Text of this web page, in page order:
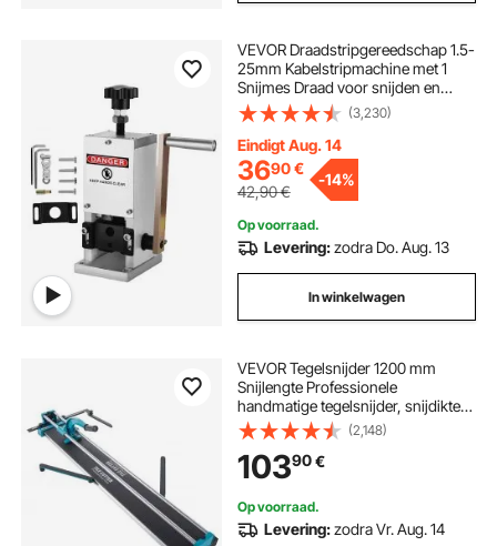
VEVOR Draadstripgereedschap 1.5-
25mm Kabelstripmachine met 1
Snijmes Draad voor snijden en
strippen Schroot Koperdraad
(3,230)
Eindigt Aug. 14
3690€
42,90€
-14%
Op voorraad.
Levering:zodra Do. Aug. 13
In winkelwagen
VEVOR Tegelsnijder 1200 mm
Snijlengte Professionele
handmatige tegelsnijder, snijdikte
6-15 mm Lasergeleiding Precisie
Tegelsnijder Tegelsnijder met
metaalsnijwiel
(2,148)
10390€
Op voorraad.
Levering:zodra Vr. Aug. 14